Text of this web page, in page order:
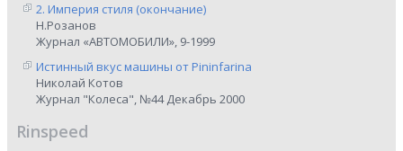
2. Империя стиля (окончание)
Н.Розанов
Журнал «АВТОМОБИЛИ», 9-1999
Истинный вкус машины от Pininfarina
Николай Котов
Журнал "Колеса", №44 Декабрь 2000
Rinspeed